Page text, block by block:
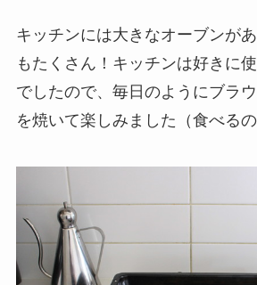
キッチンには大きなオーブンが
もたくさん！キッチンは好きに
でしたので、毎日のようにブラ
を焼いて楽しみました（食べるの